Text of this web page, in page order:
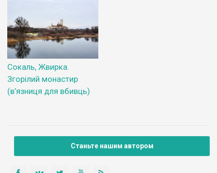
Сокаль, Жвирка.
Згорілий монастир
(в’язниця для вбивць)
Станьте нашим автором